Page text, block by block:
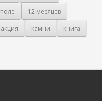
поле
12 месяцев
акция камни
книга